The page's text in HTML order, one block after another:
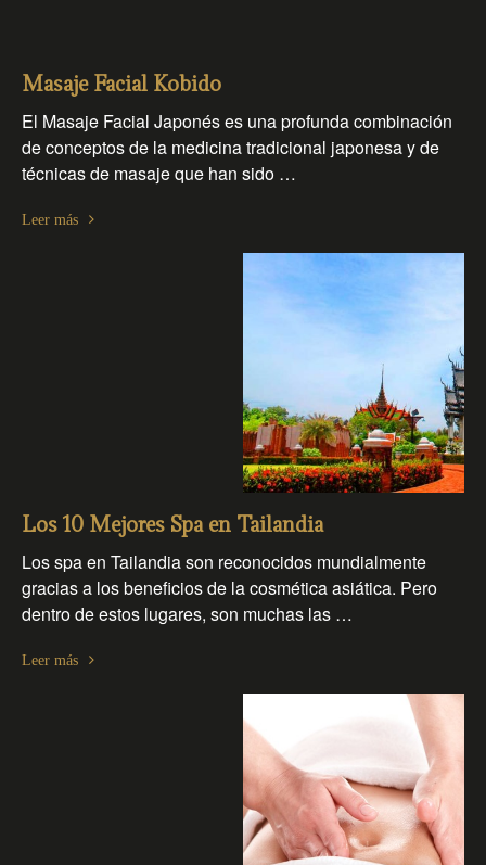
Masaje Facial Kobido
El Masaje Facial Japonés es una profunda combinación
de conceptos de la medicina tradicional japonesa y de
técnicas de masaje que han sido …
Leer más
Los 10 Mejores Spa en Tailandia
Los spa en Tailandia son reconocidos mundialmente
gracias a los beneficios de la cosmética asiática. Pero
dentro de estos lugares, son muchas las …
Leer más